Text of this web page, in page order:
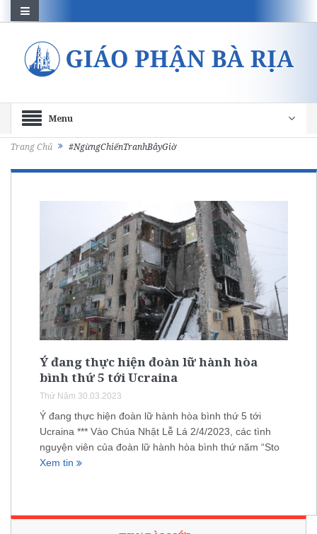
Menu
Trang Chủ #NgừngChiếnTranhBâyGiờ
Ý đang thực hiện đoàn lữ hành hòa
bình thứ 5 tới Ucraina
Thứ Năm 30.03.2023
Ý đang thực hiện đoàn lữ hành hòa bình thứ 5 tới
Ucraina *** Vào Chúa Nhật Lễ Lá 2/4/2023, các tình
nguyện viên của đoàn lữ hành hòa bình thứ năm “Sto
Xem tin